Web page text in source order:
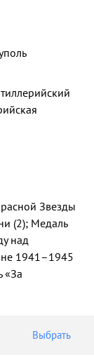
Звезды
(2); Медаль
над
1941–1945
«За
Выбрать